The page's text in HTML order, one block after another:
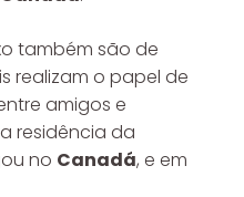
também são de
realizam o papel de
amigos e
residência da
no Canadá, e em